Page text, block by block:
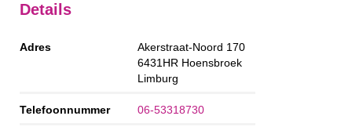
Details
Adres
Akerstraat-Noord 170
6431HR Hoensbroek
Limburg
Telefoonnummer 06-53318730